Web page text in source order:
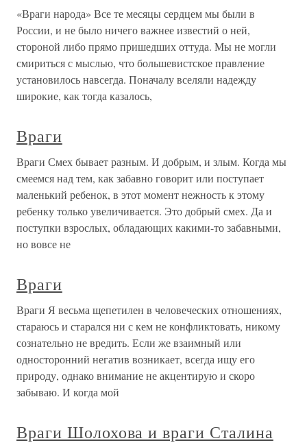
«Враги народа» Все те месяцы сердцем мы были в
России, и не было ничего важнее известий о ней,
стороной либо прямо пришедших оттуда. Мы не могли
смириться с мыслью, что большевистское правление
установилось навсегда. Поначалу вселяли надежду
широкие, как тогда казалось,
Враги
Враги Смех бывает разным. И добрым, и злым. Когда мы
смеемся над тем, как забавно говорит или поступает
маленький ребенок, в этот момент нежность к этому
ребенку только увеличивается. Это добрый смех. Да и
поступки взрослых, обладающих какими-то забавными,
но вовсе не
Враги
Враги Я весьма щепетилен в человеческих отношениях,
стараюсь и старался ни с кем не конфликтовать, никому
сознательно не вредить. Если же взаимный или
односторонний негатив возникает, всегда ищу его
природу, однако внимание не акцентирую и скоро
забываю. И когда мой
Враги Шолохова и враги Сталина